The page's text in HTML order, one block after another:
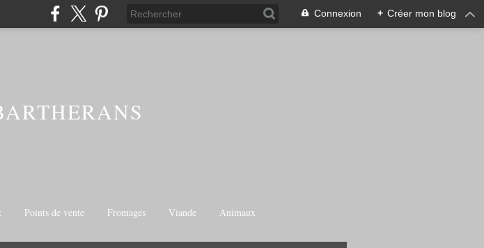
Connexion + Créer mon blog
Points de vente Fromages Viande Animaux